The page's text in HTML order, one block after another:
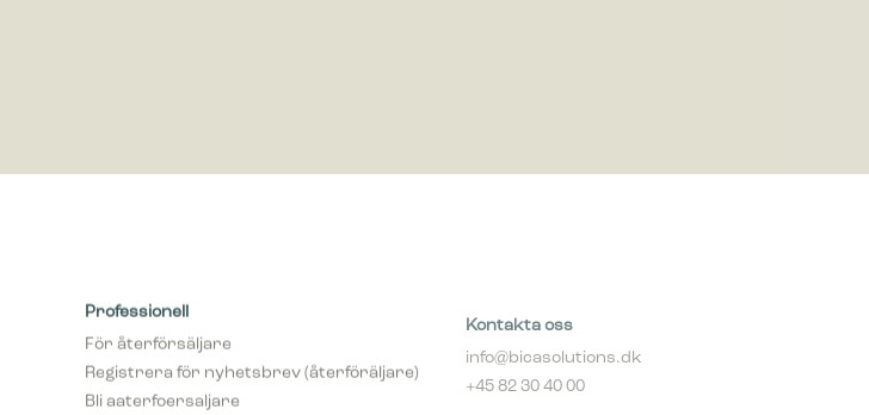
Registrera för nyhetsbrev (återföräljare)
Bli aaterfoersaljare
info@bicasolutions.dk
+45 82 30 40 00